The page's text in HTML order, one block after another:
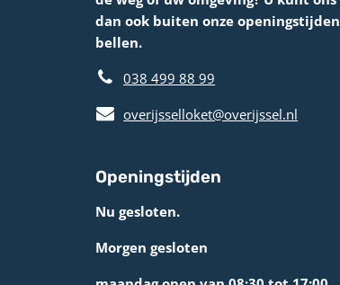
dan ook buiten onze openingstijden
bellen.
038 499 88 99
overijsselloket@overijssel.nl
Openingstijden
Nu gesloten.
Morgen gesloten